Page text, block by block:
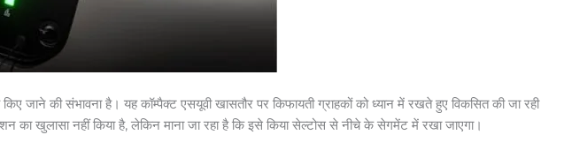
जाने की संभावना है। यह कॉम्पैक्ट एसयूवी खासतौर पर किफायती ग्राहकों को ध्यान में रखते हुए विकसित की जा रही
का खुलासा नहीं किया है, लेकिन माना जा रहा है कि इसे किया सेल्टोस से नीचे के सेगमेंट में रखा जाएगा।